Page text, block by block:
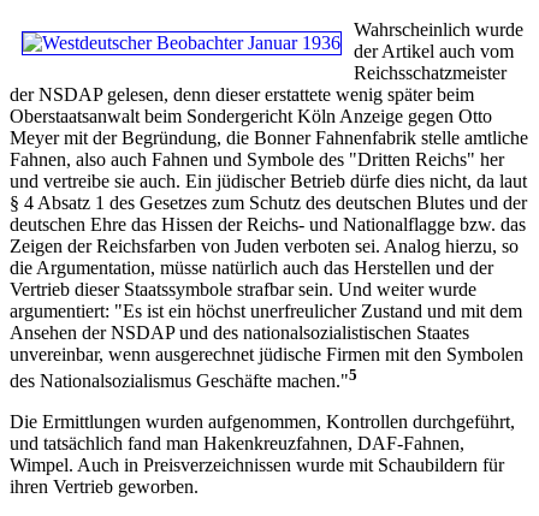
Wahrscheinlich wurde
der Artikel auch vom
Reichsschatzmeister
der NSDAP gelesen, denn dieser erstattete wenig später beim
Oberstaatsanwalt beim Sondergericht Köln Anzeige gegen Otto
Meyer mit der Begründung, die Bonner Fahnenfabrik stelle amtliche
Fahnen, also auch Fahnen und Symbole des "Dritten Reichs" her
und vertreibe sie auch. Ein jüdischer Betrieb dürfe dies nicht, da laut
§ 4 Absatz 1 des Gesetzes zum Schutz des deutschen Blutes und der
deutschen Ehre das Hissen der Reichs- und Nationalflagge bzw. das
Zeigen der Reichsfarben von Juden verboten sei. Analog hierzu, so
die Argumentation, müsse natürlich auch das Herstellen und der
Vertrieb dieser Staatssymbole strafbar sein. Und weiter wurde
argumentiert: "Es ist ein höchst unerfreulicher Zustand und mit dem
Ansehen der NSDAP und des nationalsozialistischen Staates
unvereinbar, wenn ausgerechnet jüdische Firmen mit den Symbolen
des Nationalsozialismus Geschäfte machen."5
Die Ermittlungen wurden aufgenommen, Kontrollen durchgeführt,
und tatsächlich fand man Hakenkreuzfahnen, DAF-Fahnen,
Wimpel. Auch in Preisverzeichnissen wurde mit Schaubildern für
ihren Vertrieb geworben.